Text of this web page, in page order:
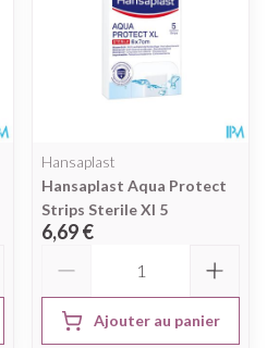
Hansaplast
Hansaplast Aqua Protect
Strips Sterile Xl 5
6,69 €
Ajouter au panier